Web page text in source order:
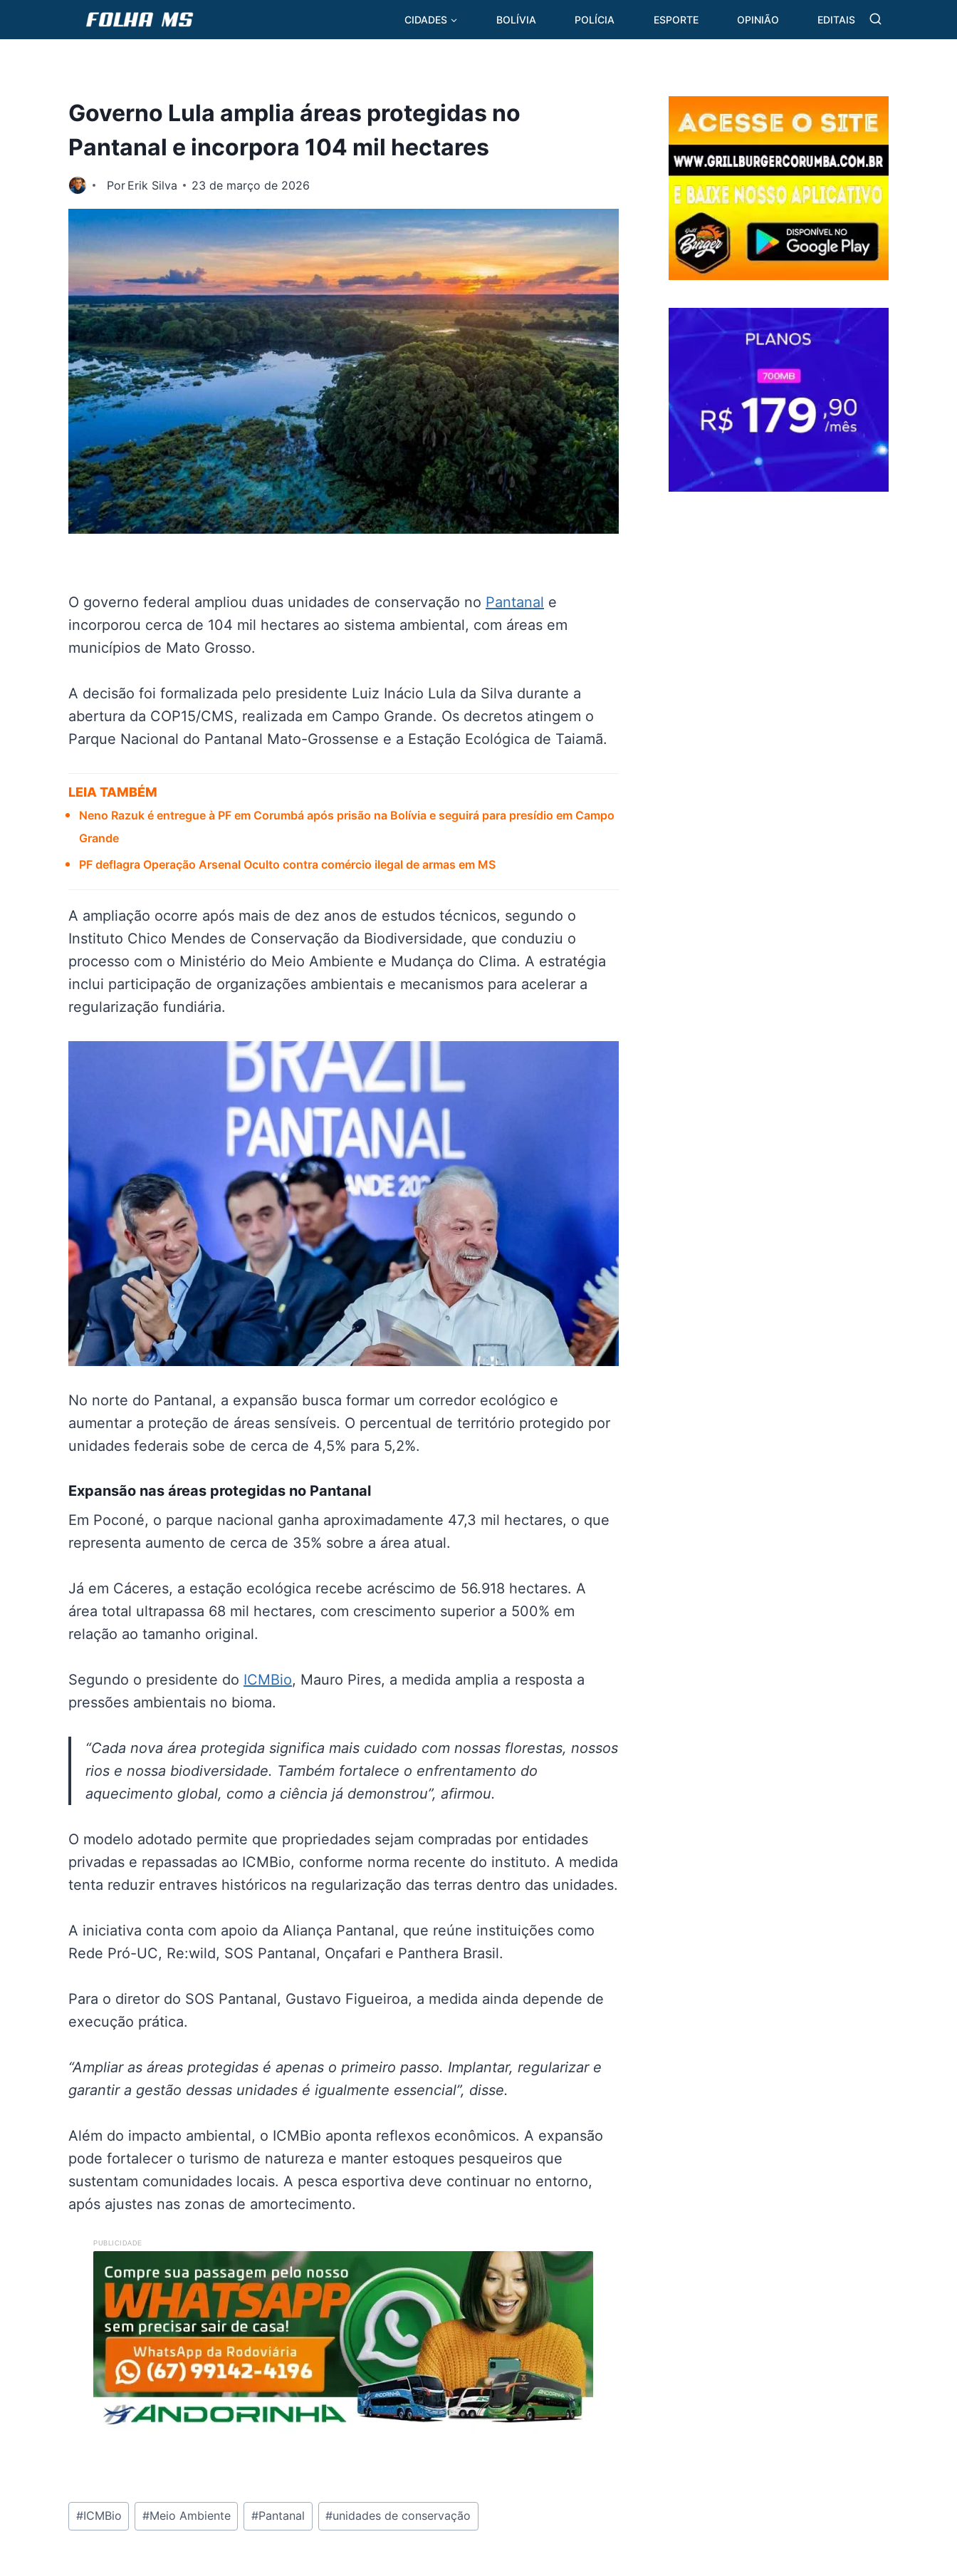
CIDADES BOLÍVIA POLÍCIA ESPORTE OPINIÃO EDITAIS
Governo Lula amplia áreas protegidas no
Pantanal e incorpora 104 mil hectares
Por Erik Silva 23 de março de 2026
O governo federal ampliou duas unidades de conservação no Pantanal e
incorporou cerca de 104 mil hectares ao sistema ambiental, com áreas em
municípios de Mato Grosso.
A decisão foi formalizada pelo presidente Luiz Inácio Lula da Silva durante a
abertura da COP15/CMS, realizada em Campo Grande. Os decretos atingem o
Parque Nacional do Pantanal Mato-Grossense e a Estação Ecológica de Taiamã.
LEIA TAMBÉM
Neno Razuk é entregue à PF em Corumbá após prisão na Bolívia e seguirá para presídio em Campo
Grande
PF deflagra Operação Arsenal Oculto contra comércio ilegal de armas em MS
A ampliação ocorre após mais de dez anos de estudos técnicos, segundo o
Instituto Chico Mendes de Conservação da Biodiversidade, que conduziu o
processo com o Ministério do Meio Ambiente e Mudança do Clima. A estratégia
inclui participação de organizações ambientais e mecanismos para acelerar a
regularização fundiária.
No norte do Pantanal, a expansão busca formar um corredor ecológico e
aumentar a proteção de áreas sensíveis. O percentual de território protegido por
unidades federais sobe de cerca de 4,5% para 5,2%.
Expansão nas áreas protegidas no Pantanal
Em Poconé, o parque nacional ganha aproximadamente 47,3 mil hectares, o que
representa aumento de cerca de 35% sobre a área atual.
Já em Cáceres, a estação ecológica recebe acréscimo de 56.918 hectares. A
área total ultrapassa 68 mil hectares, com crescimento superior a 500% em
relação ao tamanho original.
Segundo o presidente do ICMBio, Mauro Pires, a medida amplia a resposta a
pressões ambientais no bioma.
“Cada nova área protegida significa mais cuidado com nossas florestas, nossos
rios e nossa biodiversidade. Também fortalece o enfrentamento do
aquecimento global, como a ciência já demonstrou”, afirmou.
O modelo adotado permite que propriedades sejam compradas por entidades
privadas e repassadas ao ICMBio, conforme norma recente do instituto. A medida
tenta reduzir entraves históricos na regularização das terras dentro das unidades.
A iniciativa conta com apoio da Aliança Pantanal, que reúne instituições como
Rede Pró-UC, Re:wild, SOS Pantanal, Onçafari e Panthera Brasil.
Para o diretor do SOS Pantanal, Gustavo Figueiroa, a medida ainda depende de
execução prática.
“Ampliar as áreas protegidas é apenas o primeiro passo. Implantar, regularizar e
garantir a gestão dessas unidades é igualmente essencial”, disse.
Além do impacto ambiental, o ICMBio aponta reflexos econômicos. A expansão
pode fortalecer o turismo de natureza e manter estoques pesqueiros que
sustentam comunidades locais. A pesca esportiva deve continuar no entorno,
após ajustes nas zonas de amortecimento.
PUBLICIDADE
Tags
do
#ICMBio #Meio Ambiente #Pantanal #unidades de conservação